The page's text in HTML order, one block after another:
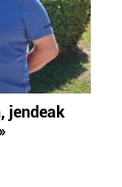
jendeak